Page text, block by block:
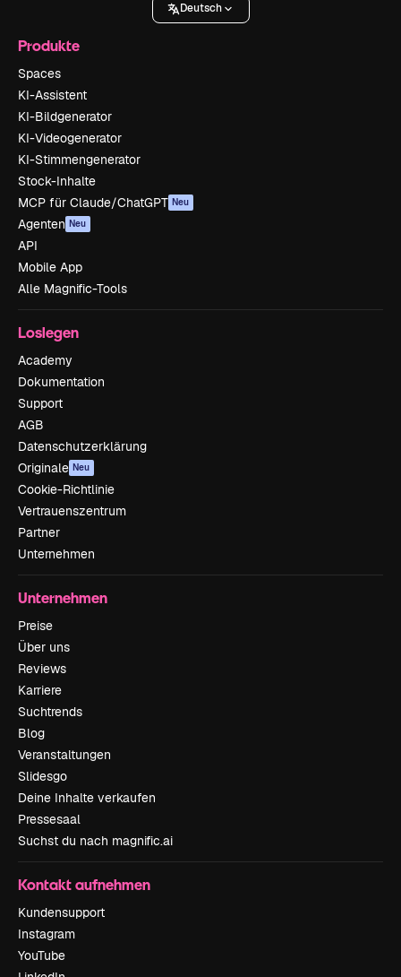
Deutsch
Produkte
Spaces
KI-Assistent
KI-Bildgenerator
KI-Videogenerator
KI-Stimmengenerator
Stock-Inhalte
MCP für Claude/ChatGPT Neu
Agenten Neu
API
Mobile App
Alle Magnific-Tools
Loslegen
Academy
Dokumentation
Support
AGB
Datenschutzerklärung
Originale Neu
Cookie-Richtlinie
Vertrauenszentrum
Partner
Unternehmen
Unternehmen
Preise
Über uns
Reviews
Karriere
Suchtrends
Blog
Veranstaltungen
Slidesgo
Deine Inhalte verkaufen
Pressesaal
Suchst du nach magnific.ai
Kontakt aufnehmen
Kundensupport
Instagram
YouTube